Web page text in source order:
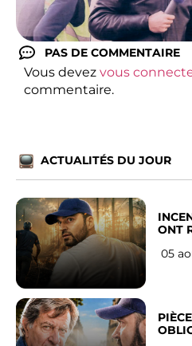
PAS DE COMMENTAIRE
Vous devez vous
commentaire.
ACTUALITÉS DU JOUR
ONT
05